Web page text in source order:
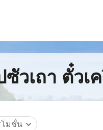
วเถา ตั๋ว
โมชั่น expand_more